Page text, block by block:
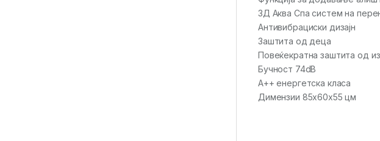
3Д Аква Спа систем на
Антивибрациски дизајн
Заштита од деца
Повеќекратна заштита од
Бучност 74dB
A++ енергетска класа
Димензии 85x60x55 цм